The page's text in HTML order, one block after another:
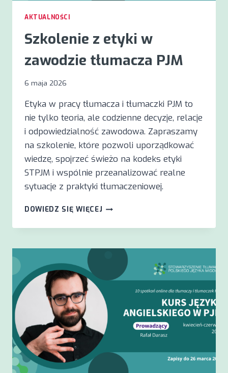
AKTUALNOŚCI
Szkolenie z etyki w
zawodzie tłumacza PJM
6 maja 2026
Etyka w pracy tłumacza i tłumaczki PJM to
nie tylko teoria, ale codzienne decyzje, relacje
i odpowiedzialność zawodowa. Zapraszamy
na szkolenie, które pozwoli uporządkować
wiedzę, spojrzeć świeżo na kodeks etyki
STPJM i wspólnie przeanalizować realne
sytuacje z praktyki tłumaczeniowej.
DOWIEDZ SIĘ WIĘCEJ SZKOLENIE
ETYKI
ZAWODZIE